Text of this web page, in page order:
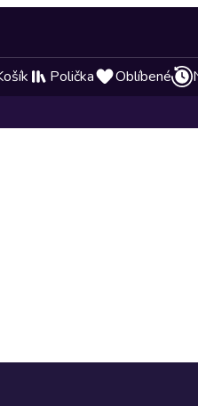
Polička Oblíbené